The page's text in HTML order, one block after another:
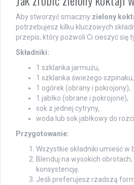
Aby stworzyć smaczny zielony
potrzebujesz kilku kluczowych
przepis, który pozwoli Ci cieszyć się
Składniki:
1 szklanka jarmużu,
1 szklanka świeżego szpinaku,
1 ogórek (obrany i pokrojony),
1 jabłko (obrane i pokrojone),
sok z jednej cytryny,
woda lub sok jabłkowy do
Przygotowanie:
Wszystkie składniki umieść w
Blenduj na wysokich
konsystencję.
Jeśli preferujesz rzadszą